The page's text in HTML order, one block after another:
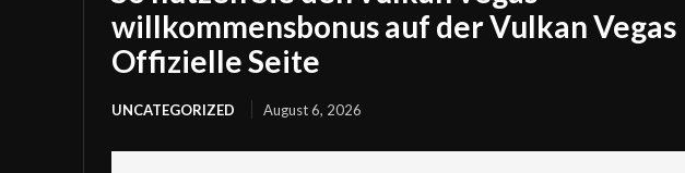
willkommensbonus auf der Vulkan Vegas
Offizielle Seite
UNCATEGORIZED August 6, 2026